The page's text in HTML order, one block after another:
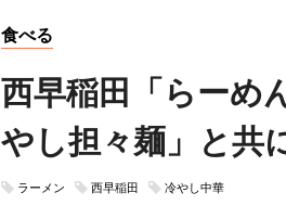
食べる
西早稲田「らーめ
やし担々麺」と共
ラーメン 西早稲田 冷やし中華